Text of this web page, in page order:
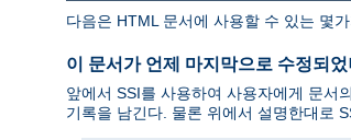
다음은 HTML 문서에 사용할 수 있는 몇
이 문서가 언제 마지막으로 수정되
앞에서 SSI를 사용하여 사용자에게 문서
기록을 남긴다. 물론 위에서 설명한대로